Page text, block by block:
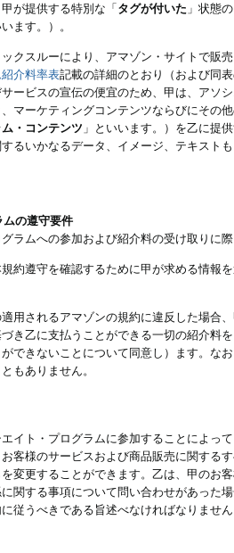
が提供する特別な「タグが付いた 」状態
ます。）。
クスルーにより、アマゾン・サイトで販
介料率表記載の詳細のとおり（および同
ービスの宣伝の便宜のため、甲は、アソ
マーケティングコンテンツならびにその
・コンテンツ 」といいます。）を乙に提
るいかなるデータ、イメージ、テキス
ムの遵守要件
ラムへの参加および紹介料の受け取りに
約遵守を確認するために甲が求める情報
用されるアマゾンの規約に違反した場合
き乙に支払うことができる一切の紹介料
できないことについて同意し）ます。な
もありません。
イト・プログラムに参加することによっ
客様のサービスおよび商品販売に関する
変更することができます。乙は、甲のお
関する事項について問い合わせがあった
従うべきである旨述べなければなりませ